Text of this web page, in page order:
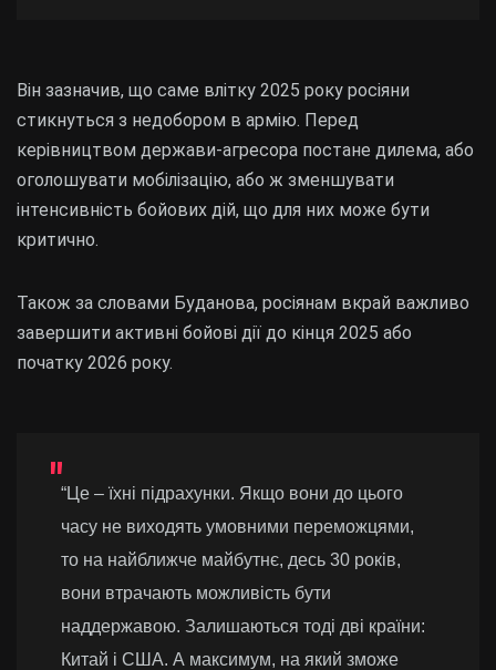
Він зазначив, що саме влітку 2025 року росіяни
стикнуться з недобором в армію. Перед
керівництвом держави-агресора постане дилема, або
оголошувати мобілізацію, або ж зменшувати
інтенсивність бойових дій, що для них може бути
критично.
Також за словами Буданова, росіянам вкрай важливо
завершити активні бойові дії до кінця 2025 або
початку 2026 року.
“Це ‒ їхні підрахунки. Якщо вони до цього
часу не виходять умовними переможцями,
то на найближче майбутнє, десь 30 років,
вони втрачають можливість бути
наддержавою. Залишаються тоді дві країни:
Китай і США. А максимум, на який зможе